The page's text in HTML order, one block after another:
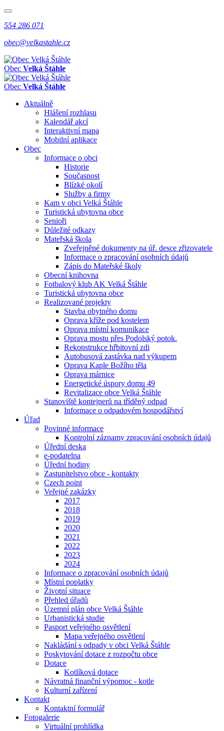
554 286 071
obec@velkastahle.cz
Obec Velká Štáhle
Obec Velká Štáhle
Aktuálně
Hlášení rozhlasu
Kalendář akcí
Interaktivní mapa
Mobilní aplikace
Obec
Informace o obci
Historie
Současnost
Blízké okolí
Služby a firmy
Kam v obci Velká Štáhle
Turistická ubytovna obce
Senioři
Důležité odkazy
Mateřská škola
Zveřejněné dokumenty na úř. desce zřizovatele
Informace o zpracování osobních údajů
Zápis do Mateřské školy
Obecní knihovna
Fotbalový klub AK Velká Štáhle
Turistická ubytovna obce
Realizované projekty
Stavba obytného domu
Oprava kříže pod kostelem
Oprava místní komunikace
Oprava mostu přes Podolský potok.
Rekonstrukce hřbitovní zdi
Autobusová zastávka nad výkupem
Oprava Kaple Božího těla
Oprava márnice
Energetické úspory domu 49
Revitalizace obce Velká Štáhle
Stanoviště kontejnerů na tříděný odpad
Informace o odpadovém hospodářství
Úřad
Povinné informace
Kontrolní záznamy zpracování osobních údajů
Úřední deska
e-podatelna
Úřední hodiny
Zastupitelstvo obce - kontakty
Czech point
Veřejné zakázky
2017
2018
2019
2020
2021
2022
2023
2024
Informace o zpracování osobních údajů
Místní poplatky
Životní situace
Přehled úřadů
Územní plán obce Velká Štáhle
Urbanistická studie
Pasport veřejného osvětlení
Mapa veřejného osvětlení
Nakládání s odpady v obci Velká Štáhle
Poskytování dotace z rozpočtu obce
Dotace
Kotlíková dotace
Návratná finanční výpomoc - kotle
Kulturní zařízení
Kontakt
Kontaktní formulář
Fotogalerie
Virtuální prohlídka